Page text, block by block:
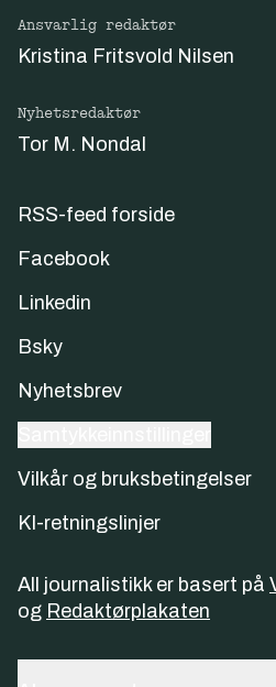
Ansvarlig redaktør
Kristina Fritsvold Nilsen
Nyhetsredaktør
Tor M. Nondal
RSS-feed forside
Facebook
Linkedin
Bsky
Nyhetsbrev
Vilkår og bruksbetingelser
KI-retningslinjer
All journalistikk er basert på
og Redaktørplakaten